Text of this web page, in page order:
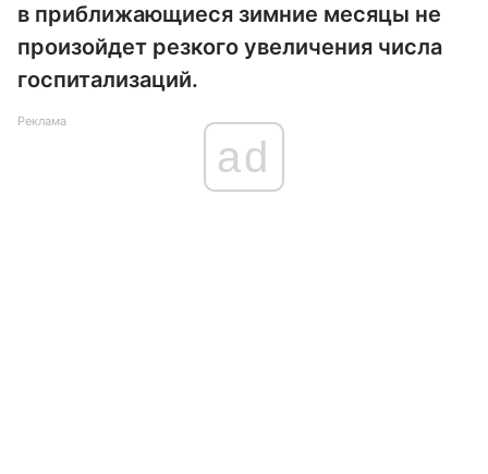
в приближающиеся зимние месяцы не
произойдет резкого увеличения числа
госпитализаций.
Реклама
ad